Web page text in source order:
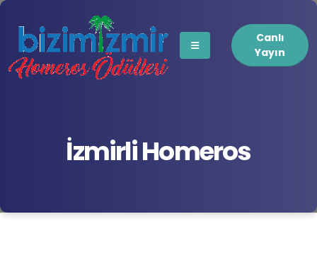
Canlı
Yayın
İzmirli Homeros